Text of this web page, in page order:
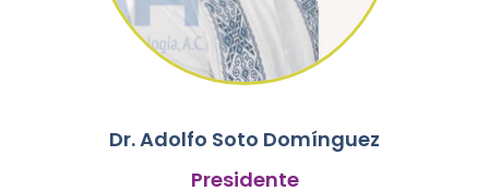
Dr. Adolfo Soto Domínguez
Presidente